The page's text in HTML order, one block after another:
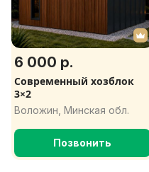
6 000 р.
Современный хозблок
3×2
Воложин, Минская обл.
Позвонить